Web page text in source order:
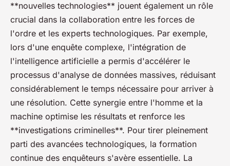
**nouvelles technologies** jouent également un rôle
crucial dans la collaboration entre les forces de
l'ordre et les experts technologiques. Par exemple,
lors d'une enquête complexe, l'intégration de
l'intelligence artificielle a permis d'accélérer le
processus d'analyse de données massives, réduisant
considérablement le temps nécessaire pour arriver à
une résolution. Cette synergie entre l'homme et la
machine optimise les résultats et renforce les
**investigations criminelles**. Pour tirer pleinement
parti des avancées technologiques, la formation
continue des enquêteurs s'avère essentielle. La